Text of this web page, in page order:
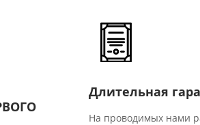
Длительная
На проводимых нами